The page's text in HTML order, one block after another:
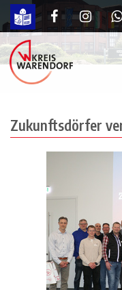
Zukunftsdörfer
Zukunftsdörfer